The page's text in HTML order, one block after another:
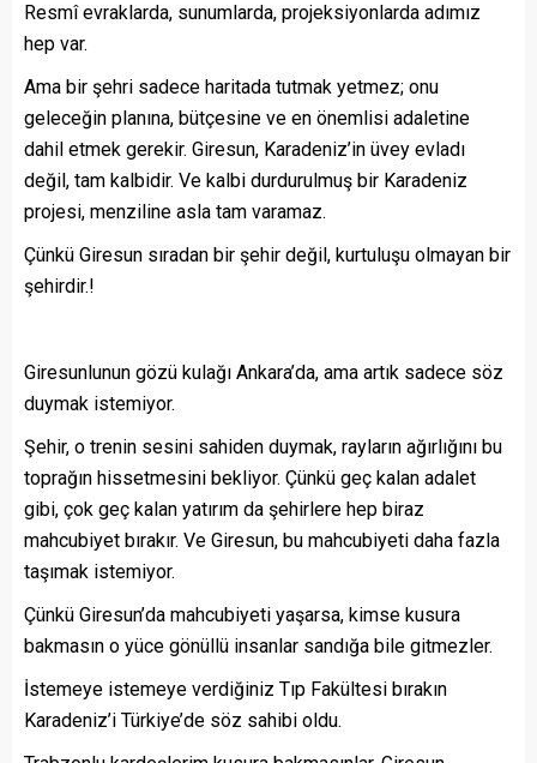
Resmî evraklarda, sunumlarda, projeksiyonlarda adımız
hep var.
Ama bir şehri sadece haritada tutmak yetmez; onu
geleceğin planına, bütçesine ve en önemlisi adaletine
dahil etmek gerekir. Giresun, Karadeniz’in üvey evladı
değil, tam kalbidir. Ve kalbi durdurulmuş bir Karadeniz
projesi, menziline asla tam varamaz.
Çünkü Giresun sıradan bir şehir değil, kurtuluşu olmayan bir
şehirdir.!
Giresunlunun gözü kulağı Ankara’da, ama artık sadece söz
duymak istemiyor.
Şehir, o trenin sesini sahiden duymak, rayların ağırlığını bu
toprağın hissetmesini bekliyor. Çünkü geç kalan adalet
gibi, çok geç kalan yatırım da şehirlere hep biraz
mahcubiyet bırakır. Ve Giresun, bu mahcubiyeti daha fazla
taşımak istemiyor.
Çünkü Giresun’da mahcubiyeti yaşarsa, kimse kusura
bakmasın o yüce gönüllü insanlar sandığa bile gitmezler.
İstemeye istemeye verdiğiniz Tıp Fakültesi bırakın
Karadeniz’i Türkiye’de söz sahibi oldu.